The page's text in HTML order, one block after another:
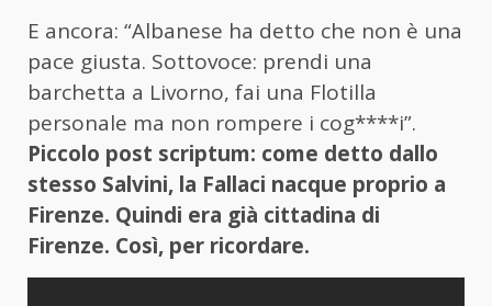
E ancora: “Albanese ha detto che non è una
pace giusta. Sottovoce: prendi una
barchetta a Livorno, fai una Flotilla
personale ma non rompere i cog****i”.
Piccolo post scriptum: come detto dallo
stesso Salvini, la Fallaci nacque proprio a
Firenze. Quindi era già cittadina di
Firenze. Così, per ricordare.